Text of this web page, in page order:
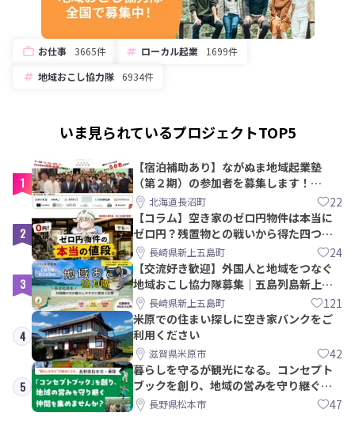
お仕事 3665件 ローカル起業
1699件
地域おこし協力隊
6934件
いま見られているプロジェクトTOP5
1
【宿泊補助あり】ながぬま地域起業塾
（第２期）の参加者を募集します！
【8/21〆】
北海道長沼町 22
2
【コラム】空き家のゼロ円物件は本当に
ゼロ円？残置物との戦いから得た四つの
教訓｜新上五島町
長崎県新上五島町 24
3
【交流好き歓迎】外国人と地域をつなぐ
地域おこし協力隊募集｜五島列島新上五
島町長崎県新上五島町 121
4
米原での住まい探しに空き家バンクをご
利用ください
滋賀県米原市 42
5
暮らしを守るが観光になる。コンセプト
ブックを創り、地域の営みを守り継ぐ仲
間を集めませんか？
長野県松本市 47